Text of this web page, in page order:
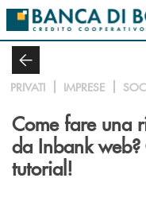
Salta al contenuto principale
PRIVATI IMPRESE
Come fare una
da Inbank
tutorial!